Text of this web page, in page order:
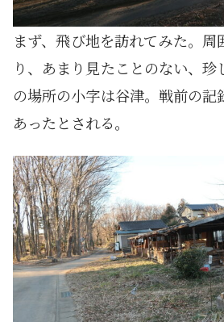
まず、飛び地を訪れてみた。
り、あまり見たことのない、珍
の場所の小字は谷津。戦前の
あったとされる。